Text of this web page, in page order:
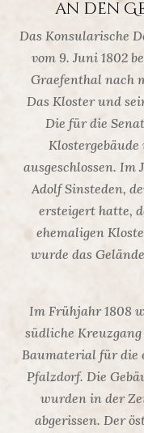
an den
Das Konsularische
vom 9. Juni 1802
Graefenthal nach
Das Kloster und
Die für die
ausgeschlossen. Im
Adolf Sinsteden,
ersteigert hatte,
ehemaligen
wurde das
Im Frühjahr 1808
südliche
Baumaterial für die
Pfalzdorf. Die
wurden in der
abgerissen. Der